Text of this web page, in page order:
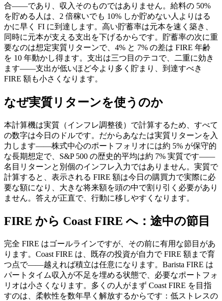
合——であり、収入そのものではありません。給料の 50%
を貯める人は、2 倍稼いでも 10% しか貯めない人よりはる
かに早く FI に到達します。高い貯蓄率は元本を速く築き、
同時に元本が支える支出を下げるからです。貯蓄率の次に重
要なのは想定実質リターンで、4% と 7% の差は FIRE 年齢
を 10 年動かし得ます。支出は三つ目のテコで、二重に効き
ます——支出が低いほど今より多く貯まり、到達すべき
FIRE 額も小さくなります。
なぜ実質リターンを使うのか
本計算機は実質（インフレ調整後）で計算するため、すべて
の数字は今日のドルです。だからあなたは実質リターンを入
力します——株式中心のポートフォリオには約 5% が保守的
な長期想定で、S&P 500 の歴史的平均は約 7% 実質です——
名目リターンと別個のインフレ入力ではありません。実質で
計算すると、表示される FIRE 額は今日の購買力で実際に必
要な額になり、大きな将来額を頭の中で割り引く必要があり
ません。答えが正直で、行動に移しやすくなります。
FIRE から Coast FIRE へ：途中の節目
完全 FIRE はゴールラインですが、その前に有用な節目があ
ります。Coast FIRE は、既存の投資が自力で FIRE 額まで育
つ点で——越えれば積立は任意になります。Barista FIRE は
パートタイム収入が不足を埋める状態で、必要なポートフォ
リオは小さくなります。多くの人がまず Coast FIRE を目指
すのは、柔軟性を数年早く解放するからです：低ストレスの